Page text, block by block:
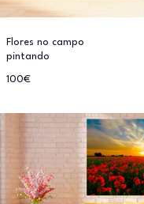
Flores no campo
pintando
100€